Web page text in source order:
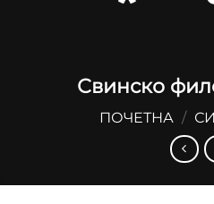
Свинско
ПОЧЕТНА /